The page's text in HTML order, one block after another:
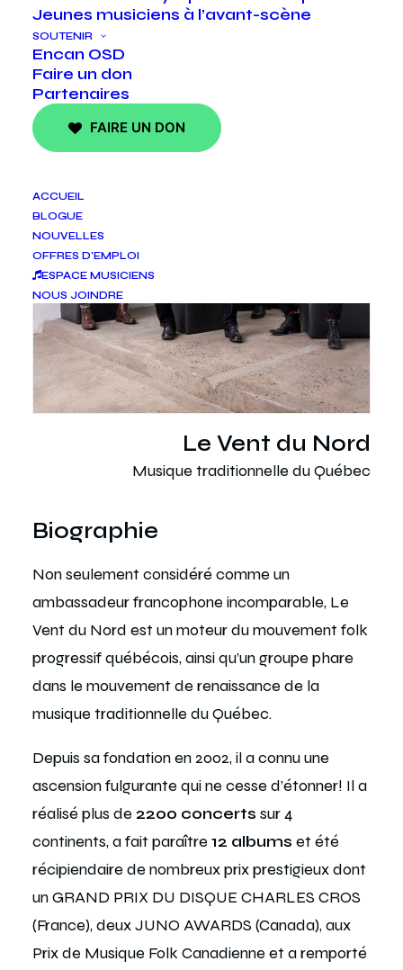
Jeunes musiciens à l’avant-scène
SOUTENIR
Encan OSD
Faire un don
Partenaires
FAIRE UN DON
ACCUEIL
BLOGUE
NOUVELLES
OFFRES D’EMPLOI
ESPACE MUSICIENS
NOUS JOINDRE
Le Vent du Nord
Musique traditionnelle du Québec
Biographie
Non seulement considéré comme un
ambassadeur francophone incomparable, Le
Vent du Nord est un moteur du mouvement folk
progressif québécois, ainsi qu’un groupe phare
dans le mouvement de renaissance de la
musique traditionnelle du Québec.
Depuis sa fondation en 2002, il a connu une
ascension fulgurante qui ne cesse d’étonner! Il a
réalisé plus de 2200 concerts sur 4
continents, a fait paraître 12 albums et été
récipiendaire de nombreux prix prestigieux dont
un GRAND PRIX DU DISQUE CHARLES CROS
(France), deux JUNO AWARDS (Canada), aux
Prix de Musique Folk Canadienne et a remporté